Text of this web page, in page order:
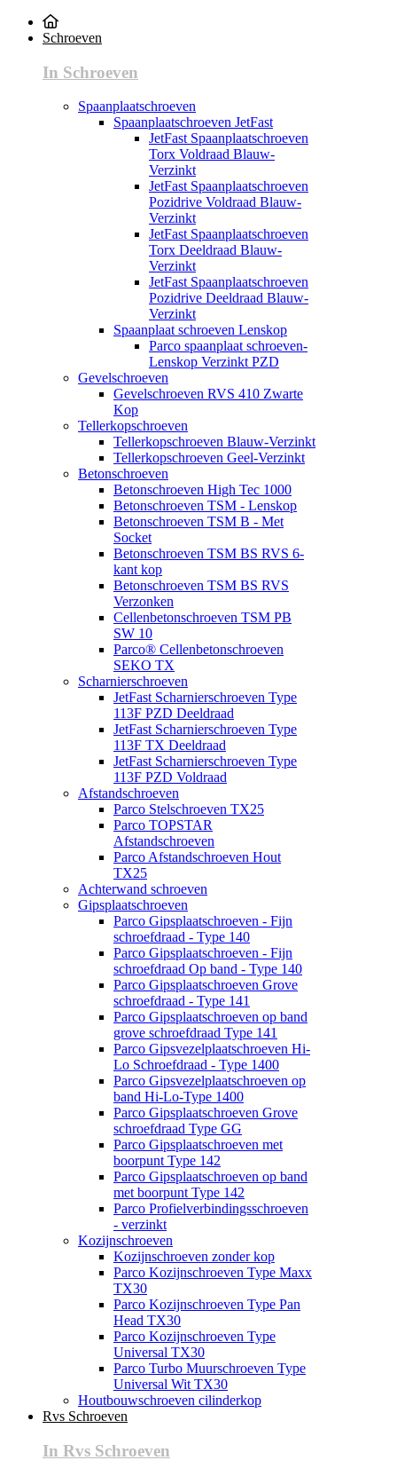
Schroeven
In Schroeven
Spaanplaatschroeven
Spaanplaatschroeven JetFast
JetFast Spaanplaatschroeven
Torx Voldraad Blauw-
Verzinkt
JetFast Spaanplaatschroeven
Pozidrive Voldraad Blauw-
Verzinkt
JetFast Spaanplaatschroeven
Torx Deeldraad Blauw-
Verzinkt
JetFast Spaanplaatschroeven
Pozidrive Deeldraad Blauw-
Verzinkt
Spaanplaat schroeven Lenskop
Parco spaanplaat schroeven-
Lenskop Verzinkt PZD
Gevelschroeven
Gevelschroeven RVS 410 Zwarte
Kop
Tellerkopschroeven
Tellerkopschroeven Blauw-Verzinkt
Tellerkopschroeven Geel-Verzinkt
Betonschroeven
Betonschroeven High Tec 1000
Betonschroeven TSM - Lenskop
Betonschroeven TSM B - Met
Socket
Betonschroeven TSM BS RVS 6-
kant kop
Betonschroeven TSM BS RVS
Verzonken
Cellenbetonschroeven TSM PB
SW 10
Parco® Cellenbetonschroeven
SEKO TX
Scharnierschroeven
JetFast Scharnierschroeven Type
113F PZD Deeldraad
JetFast Scharnierschroeven Type
113F TX Deeldraad
JetFast Scharnierschroeven Type
113F PZD Voldraad
Afstandschroeven
Parco Stelschroeven TX25
Parco TOPSTAR
Afstandschroeven
Parco Afstandschroeven Hout
TX25
Achterwand schroeven
Gipsplaatschroeven
Parco Gipsplaatschroeven - Fijn
schroefdraad - Type 140
Parco Gipsplaatschroeven - Fijn
schroefdraad Op band - Type 140
Parco Gipsplaatschroeven Grove
schroefdraad - Type 141
Parco Gipsplaatschroeven op band
grove schroefdraad Type 141
Parco Gipsvezelplaatschroeven Hi-
Lo Schroefdraad - Type 1400
Parco Gipsvezelplaatschroeven op
band Hi-Lo-Type 1400
Parco Gipsplaatschroeven Grove
schroefdraad Type GG
Parco Gipsplaatschroeven met
boorpunt Type 142
Parco Gipsplaatschroeven op band
met boorpunt Type 142
Parco Profielverbindingsschroeven
- verzinkt
Kozijnschroeven
Kozijnschroeven zonder kop
Parco Kozijnschroeven Type Maxx
TX30
Parco Kozijnschroeven Type Pan
Head TX30
Parco Kozijnschroeven Type
Universal TX30
Parco Turbo Muurschroeven Type
Universal Wit TX30
Houtbouwschroeven cilinderkop
Rvs Schroeven
In Rvs Schroeven